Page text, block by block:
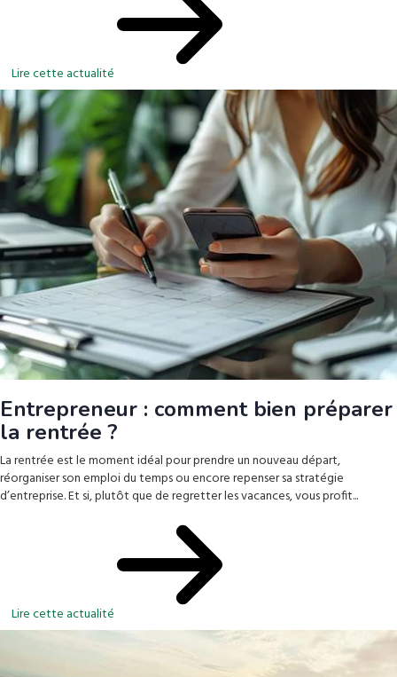
Lire cette actualité
Entrepreneur : comment bien préparer
la rentrée ?
La rentrée est le moment idéal pour prendre un nouveau départ,
réorganiser son emploi du temps ou encore repenser sa stratégie
d’entreprise. Et si, plutôt que de regretter les vacances, vous profit...
Lire cette actualité